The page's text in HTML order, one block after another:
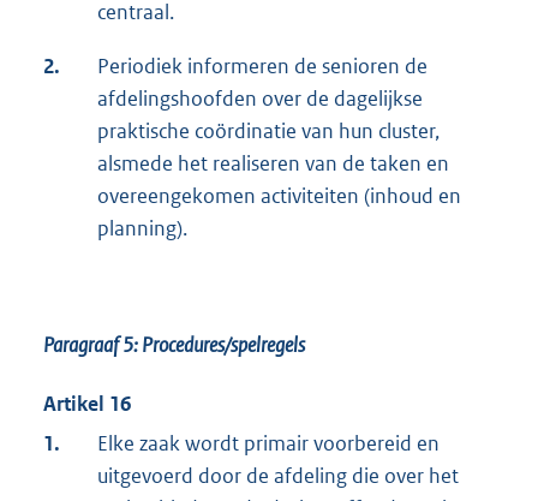
centraal.
2.
Periodiek informeren de senioren de
afdelingshoofden over de dagelijkse
praktische coördinatie van hun cluster,
alsmede het realiseren van de taken en
overeengekomen activiteiten (inhoud en
planning).
Paragraaf 5: Procedures/spelregels
Artikel 16
1.
Elke zaak wordt primair voorbereid en
uitgevoerd door de afdeling die over het